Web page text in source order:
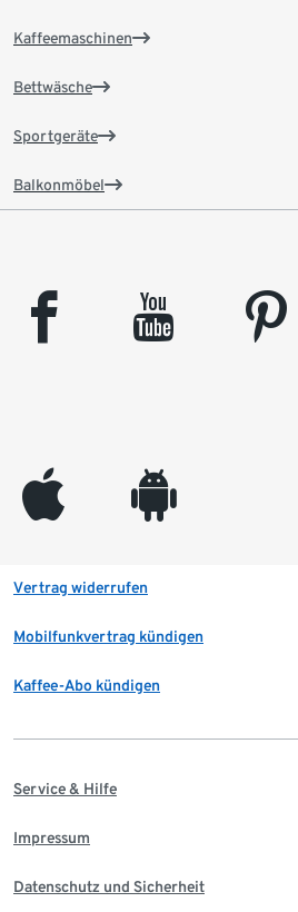
Kaffeemaschinen
Bettwäsche
Sportgeräte
Balkonmöbel
facebook youtube pinterest
appleinc android
Vertrag widerrufen
Mobilfunkvertrag kündigen
Kaffee-Abo kündigen
Service & Hilfe
Impressum
Datenschutz und Sicherheit